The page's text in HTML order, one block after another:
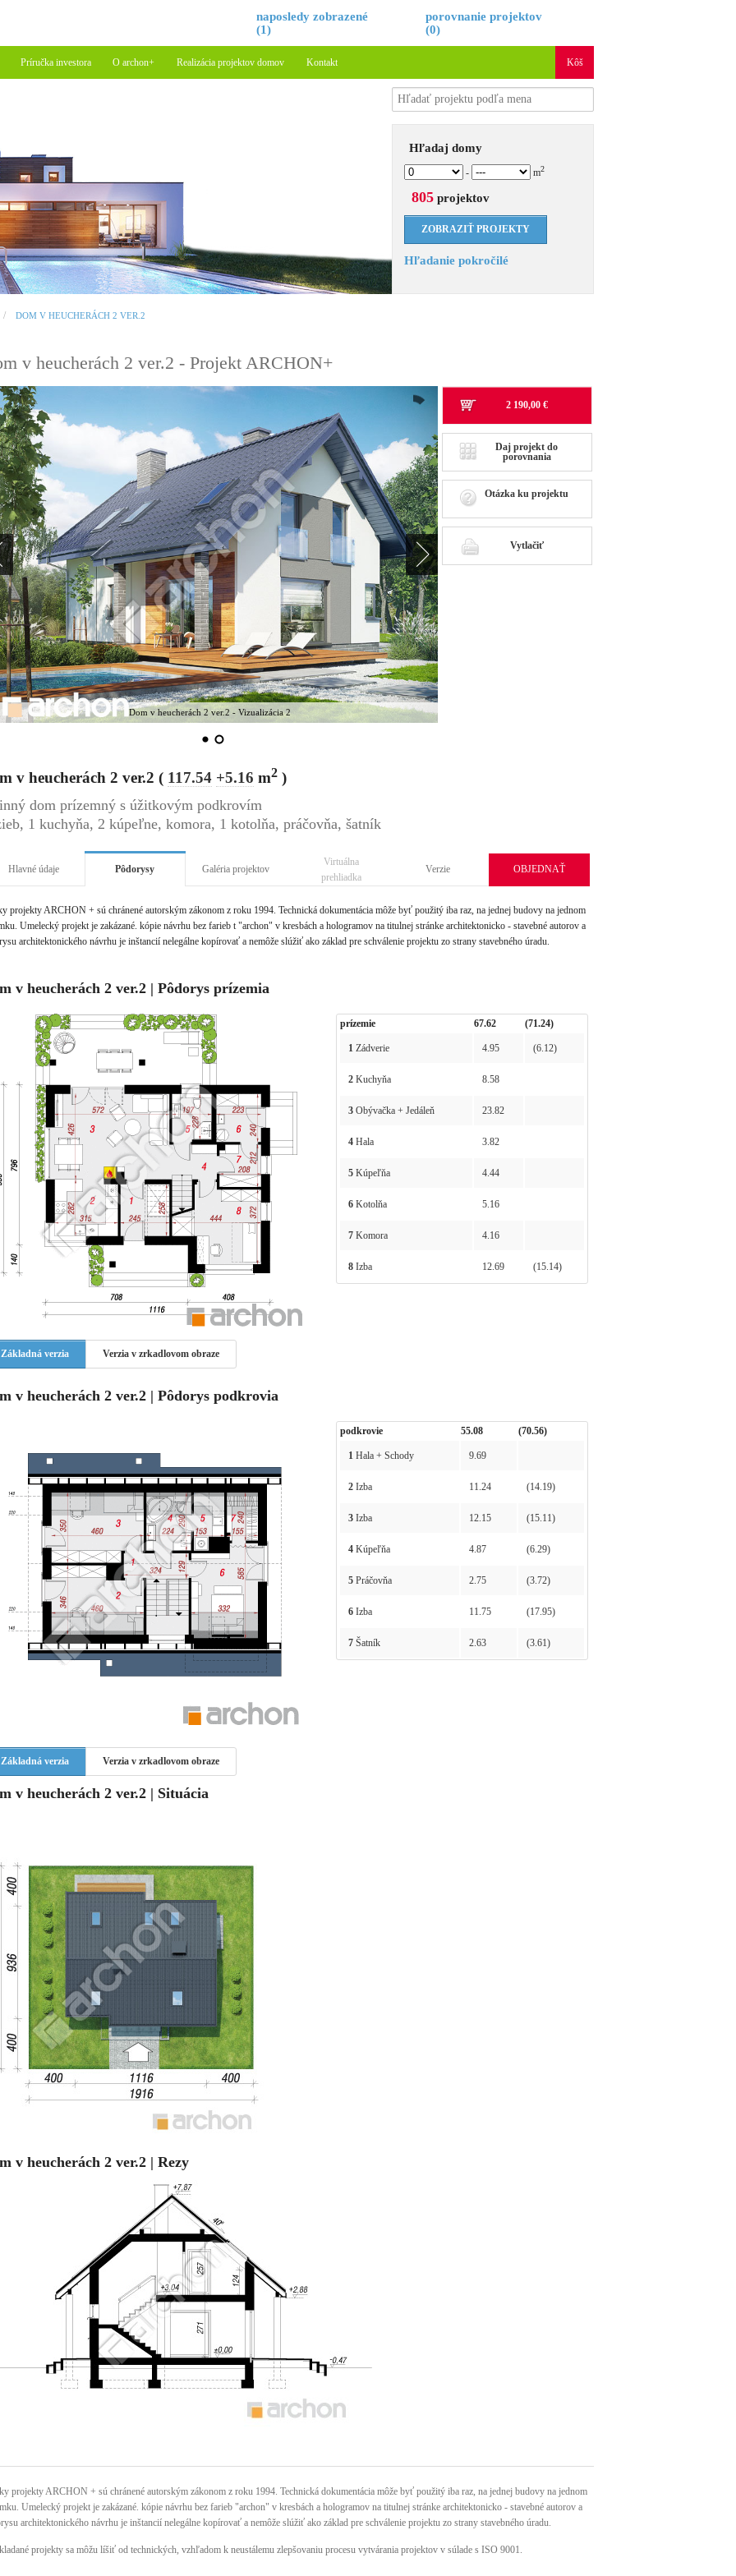
naposledy zobrazené
(1)
porovnanie projektov
(0)
Príručka investora O archon+ Realizácia projektov domov Kontakt Kôš
Hľadaj domy
- m2
805projektov
Hľadanie pokročilé
DOM V HEUCHERÁCH 2 VER.2
v heucherách 2 ver.2 - Projekt ARCHON+
Dom v heucherách 2 ver.2 - Vizualizácia 2
2 190,00 €
Daj projekt do
porovnania
Otázka ku projektu
Vytlačiť
v heucherách 2 ver.2 ( 117.54 +5.16 m2)
dom prízemný s úžitkovým podkrovím
1 kuchyňa, 2 kúpeľne, komora, 1 kotolňa, práčovňa, šatník
Hlavné údaje Pôdorysy Galéria projektov
Virtuálna
prehliadka
Verzie OBJEDNAŤ
projekty ARCHON + sú chránené autorským zákonom z roku 1994. Technická dokumentácia môže byť použitý iba raz, na jednej budovy na jednom
Umelecký projekt je zakázané. kópie návrhu bez farieb t "archon" v kresbách a hologramov na titulnej stránke architektonicko - stavebné autorov a
architektonického návrhu je inštancií nelegálne kopírovať a nemôže slúžiť ako základ pre schválenie projektu zo strany stavebného úradu.
v heucherách 2 ver.2 | Pôdorys prízemia
Základná verzia Verzia v zrkadlovom obraze
prízemie 67.62 (71.24)
1Zádverie 4.95 (6.12)
2Kuchyňa 8.58
3Obývačka + Jedáleň 23.82
4Hala 3.82
5Kúpeľňa 4.44
6Kotolňa 5.16
7Komora 4.16
8Izba 12.69 (15.14)
v heucherách 2 ver.2 | Pôdorys podkrovia
Základná verzia Verzia v zrkadlovom obraze
podkrovie 55.08 (70.56)
1Hala + Schody 9.69
2Izba 11.24 (14.19)
3Izba 12.15 (15.11)
4Kúpeľňa 4.87 (6.29)
5Práčovňa 2.75 (3.72)
6Izba 11.75 (17.95)
7Šatník 2.63 (3.61)
v heucherách 2 ver.2 | Situácia
v heucherách 2 ver.2 | Rezy
projekty ARCHON + sú chránené autorským zákonom z roku 1994. Technická dokumentácia môže byť použitý iba raz, na jednej budovy na jednom
Umelecký projekt je zakázané. kópie návrhu bez farieb "archon" v kresbách a hologramov na titulnej stránke architektonicko - stavebné autorov a
architektonického návrhu je inštancií nelegálne kopírovať a nemôže slúžiť ako základ pre schválenie projektu zo strany stavebného úradu.
projekty sa môžu líšiť od technických, vzhľadom k neustálemu zlepšovaniu procesu vytvárania projektov v súlade s ISO 9001.